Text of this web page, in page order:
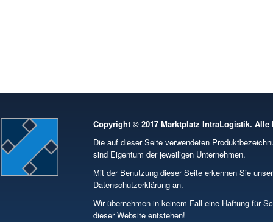
Copyright © 2017 Marktplatz IntraLogistik. Alle
Die auf dieser Seite verwendeten
sind Eigentum der jeweiligen Unternehmen.
Mit der Benutzung dieser Seite erkennen Sie
Datenschutzerklärung an.
Wir übernehmen in keinem Fall eine Haftung für
dieser Website entstehen!